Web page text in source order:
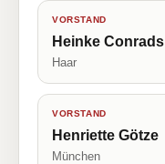
VORSTAND
Heinke Conrads
Haar
VORSTAND
Henriette Götze
München